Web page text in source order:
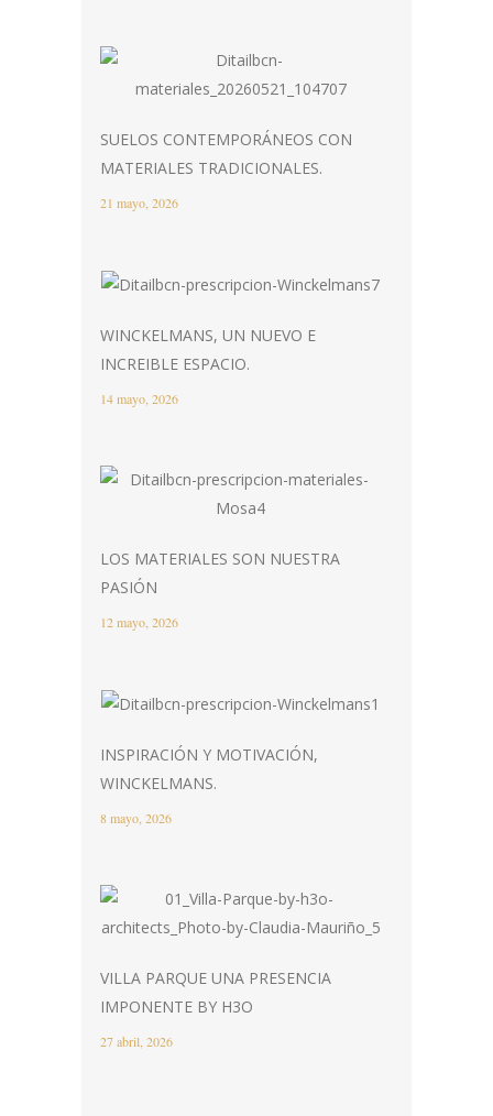
SUELOS CONTEMPORÁNEOS CON
MATERIALES TRADICIONALES.
21 mayo, 2026
WINCKELMANS, UN NUEVO E
INCREIBLE ESPACIO.
14 mayo, 2026
LOS MATERIALES SON NUESTRA
PASIÓN
12 mayo, 2026
INSPIRACIÓN Y MOTIVACIÓN,
WINCKELMANS.
8 mayo, 2026
VILLA PARQUE UNA PRESENCIA
IMPONENTE BY H3O
27 abril, 2026